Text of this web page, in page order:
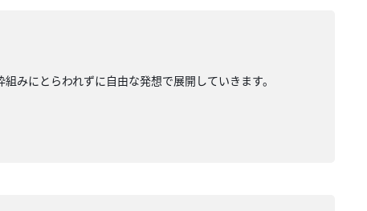
みにとらわれずに自由な発想で展開していきます。